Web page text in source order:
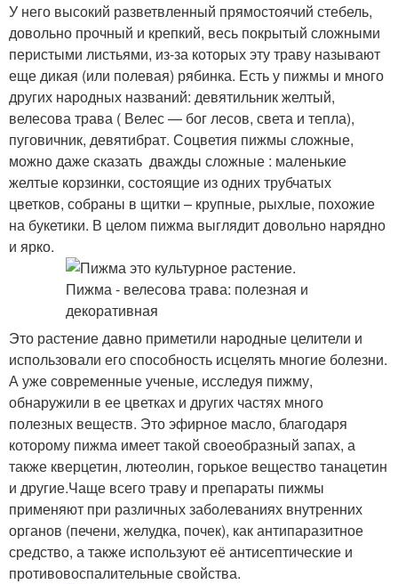
У него высокий разветвленный прямостоячий стебель,
довольно прочный и крепкий, весь покрытый сложными
перистыми листьями, из-за которых эту траву называют
еще дикая (или полевая) рябинка. Есть у пижмы и много
других народных названий: девятильник желтый,
велесова трава ( Велес — бог лесов, света и тепла),
пуговичник, девятибрат. Соцветия пижмы сложные,
можно даже сказать дважды сложные : маленькие
желтые корзинки, состоящие из одних трубчатых
цветков, собраны в щитки – крупные, рыхлые, похожие
на букетики. В целом пижма выглядит довольно нарядно
и ярко.
Это растение давно приметили народные целители и
использовали его способность исцелять многие болезни.
А уже современные ученые, исследуя пижму,
обнаружили в ее цветках и других частях много
полезных веществ. Это эфирное масло, благодаря
которому пижма имеет такой своеобразный запах, а
также кверцетин, лютеолин, горькое вещество танацетин
и другие.Чаще всего траву и препараты пижмы
применяют при различных заболеваниях внутренних
органов (печени, желудка, почек), как антипаразитное
средство, а также используют её антисептические и
противовоспалительные свойства.